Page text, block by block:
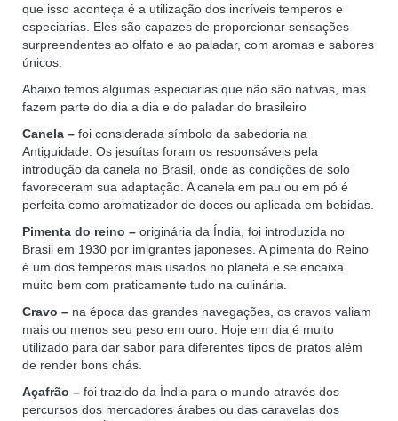
que isso aconteça é a utilização dos incríveis temperos e
especiarias. Eles são capazes de proporcionar sensações
surpreendentes ao olfato e ao paladar, com aromas e sabores
únicos.
Abaixo temos algumas especiarias que não são nativas, mas
fazem parte do dia a dia e do paladar do brasileiro
Canela – foi considerada símbolo da sabedoria na
Antiguidade. Os jesuítas foram os responsáveis pela
introdução da canela no Brasil, onde as condições de solo
favoreceram sua adaptação. A canela em pau ou em pó é
perfeita como aromatizador de doces ou aplicada em bebidas.
Pimenta do reino – originária da Índia, foi introduzida no
Brasil em 1930 por imigrantes japoneses. A pimenta do Reino
é um dos temperos mais usados no planeta e se encaixa
muito bem com praticamente tudo na culinária.
Cravo – na época das grandes navegações, os cravos valiam
mais ou menos seu peso em ouro. Hoje em dia é muito
utilizado para dar sabor para diferentes tipos de pratos além
de render bons chás.
Açafrão – foi trazido da Índia para o mundo através dos
percursos dos mercadores árabes ou das caravelas dos